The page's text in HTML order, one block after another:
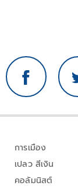
การเมือง
เปลว สีเงิน
คอลัมนิสต์